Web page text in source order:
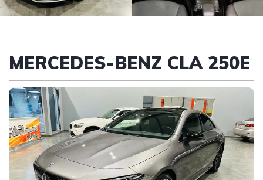
MERCEDES-BENZ CLA 250E